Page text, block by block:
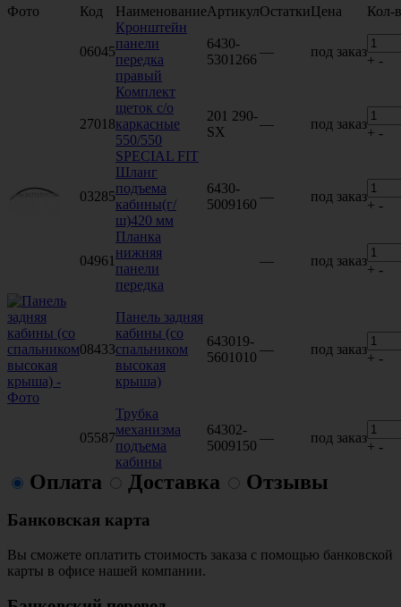
Фото Код НаименованиеАртикулОстаткиЦена Кол-
06045
Кронштейн
панели
передка
правый
6430-
5301266
— под заказ
+ -
27018
Комплект
щеток с/о
каркасные
550/550
SPECIAL FIT
201 290-
SX
— под заказ
+ -
03285
Шланг
подъема
кабины(г/
ш)420 мм
6430-
5009160
— под заказ
+ -
04961
Планка
нижняя
панели
передка
— под заказ
+ -
08433
Панель задняя
кабины (со
спальником
высокая
крыша)
643019-
5601010
— под заказ
+ -
05587
Трубка
механизма
подъема
кабины
64302-
5009150
— под заказ
+ -
Оплата Доставка Отзывы
Банковская карта
Вы сможете оплатить стоимость заказа с помощью банковской
карты в офисе нашей компании.